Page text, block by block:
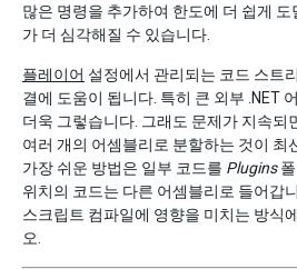
많은 명령을 추가하여 한도에 더 쉽게
가 더 심각해질 수 있습니다.
플레이어 설정에서 관리되는 코드 스트
결에 도움이 됩니다. 특히 큰 외부 .NET
더욱 그렇습니다. 그래도 문제가 지속되
여러 개의 어셈블리로 분할하는 것이 최
가장 쉬운 방법은 일부 코드를 Plugins폴
위치의 코드는 다른 어셈블리로 들어갑
스크립트 컴파일에 영향을 미치는 방식
오.